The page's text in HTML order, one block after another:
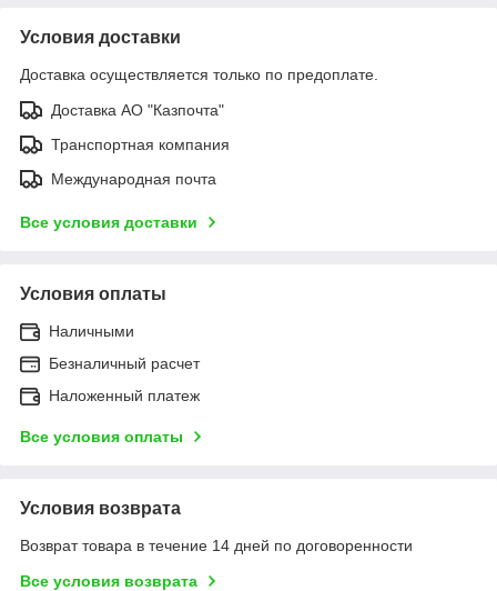
Условия доставки
Доставка осуществляется только по предоплате.
Доставка АО "Казпочта"
Транспортная компания
Международная почта
Все условия доставки
Условия оплаты
Наличными
Безналичный расчет
Наложенный платеж
Все условия оплаты
Условия возврата
Возврат товара в течение 14 дней по договоренности
Все условия возврата